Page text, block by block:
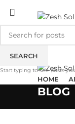
HOME
BLOG
SEARCH
Start typing to see posts